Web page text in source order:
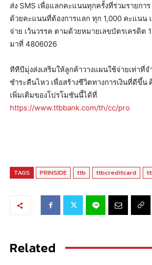
ส่ง SMS เพื่อแลกคะแนนทุกครั้งที่ร่วมรายกา
ด้วยคะแนนที่ต้องการแลก ทุก 1,000 คะแนน
จ่าย เว้นวรรค ตามด้วยหมายเลขบัตรเครดิต
มาที่ 4806026
ทีทีบีมุ่งส่งเสริมให้ลูกค้าวางแผนใช้จ่ายเท่าที่
ชำระคืนไหว เพื่อสร้างชีวิตทางการเงินที่ดีขึ้น
เพิ่มเติมของโปรโมชันนี้ได้ที่
https://www.ttbbank.com/th/cc/pro
TAGS PRINSIDE ttb ttbcreditcard
Related